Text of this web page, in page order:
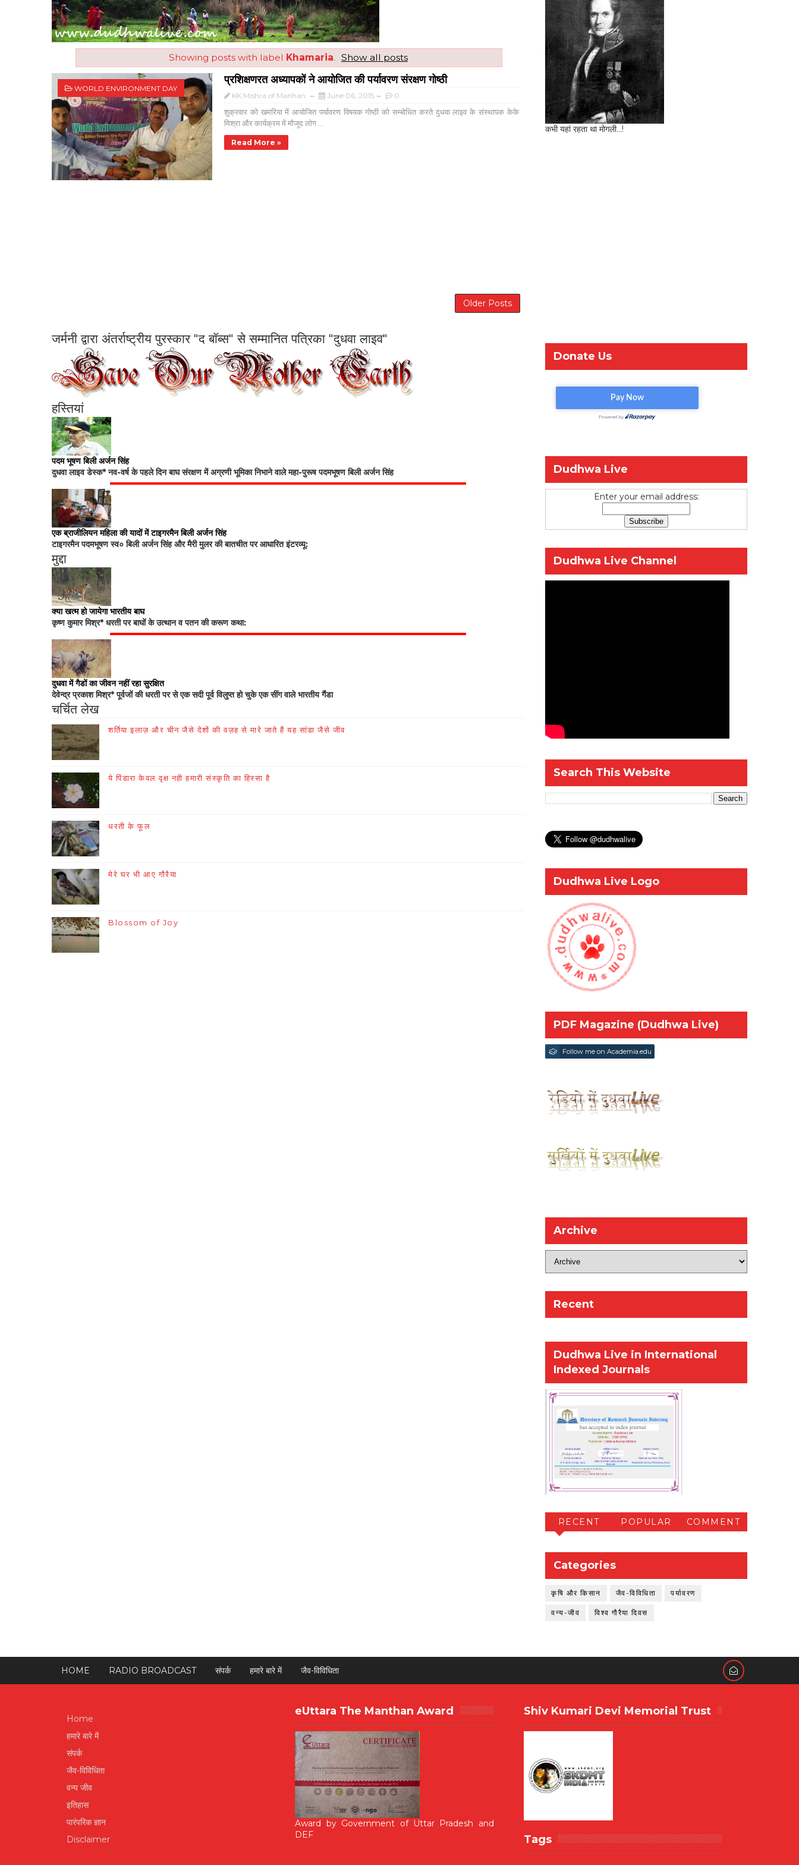
Showing posts with label Khamaria. Show all posts
WORLD ENVIRONMENT DAY
प्रशिक्षणरत अध्यापकों ने आयोजित की पर्यावरण संरक्षण गोष्ठी
KK Mishra of Manhan June 06, 2015 0
शुक्रवार को खमरिया में आयोजित पर्यावरण विषयक गोष्ठी को सम्बोधित करते दुधवा लाइव के संस्थापक केके
मिश्रा और कार्यक्रम में मौजूद लोग ...
Read More »
Older Posts
जर्मनी द्वारा अंतर्राष्ट्रीय पुरस्कार "द बॉब्स" से सम्मानित पत्रिका "दुधवा लाइव"
हस्तियां
पदम भूषण बिली अर्जन सिंह
दुधवा लाइव डेस्क* नव-वर्ष के पहले दिन बाघ संरक्षण में अग्रणी भूमिका निभाने वाले महा-पुरूष पदमभूषण बिली अर्जन सिंह
एक ब्राजीलियन महिला की यादों में टाइगरमैन बिली अर्जन सिंह
टाइगरमैन पदमभूषण स्व० बिली अर्जन सिंह और मैरी मुलर की बातचीत पर आधारित इंटरव्यू:
मुद्दा
क्या खत्म हो जायेगा भारतीय बाघ
कृष्ण कुमार मिश्र* धरती पर बाघों के उत्थान व पतन की करूण कथा:
दुधवा में गैडों का जीवन नहीं रहा सुरक्षित
देवेन्द्र प्रकाश मिश्र* पूर्वजों की धरती पर से एक सदी पूर्व विलुप्त हो चुके एक सींग वाले भारतीय गैंडा
चर्चित लेख
शर्तिया इलाज़ और चीन जैसे देशों की वज़ह से मारे जाते हैं यह सांडा जैसे जीव
ये पिंडारा केवल वृक्ष नही हमारी संस्कृति का हिस्सा है
धरती के फूल
मेरे घर भी आए गौरैया
Blossom of Joy
कभी यहां रहता था मोगली...!
Donate Us
Dudhwa Live
Enter your email address:
Dudhwa Live Channel
Search This Website
Dudhwa Live Logo
PDF Magazine (Dudhwa Live)
Follow me on Academia.edu
Archive
Recent
Dudhwa Live in International
Indexed Journals
RECENT POPULAR COMMENT
Categories
कृषि और किसान जैव-विविधिता पर्यावरण
वन्य-जीव विश्व गौरैया दिवस
HOME RADIO BROADCAST संपर्क हमारे बारे में जैव-विविधिता
Home
हमारे बारे में
संपर्क
जैव-विविधिता
वन्य जीव
इतिहास
पारंपरिक ज्ञान
Disclaimer
eUttara The Manthan Award
Award by Government of Uttar Pradesh and
DEF
Shiv Kumari Devi Memorial Trust
Tags